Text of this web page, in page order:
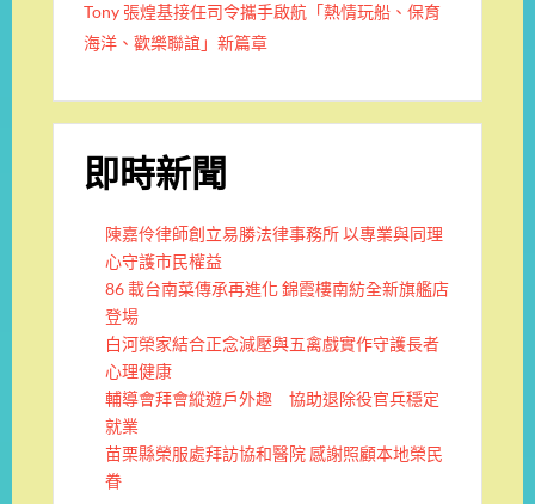
Tony 張煌基接任司令攜手啟航「熱情玩船、保育
海洋、歡樂聯誼」新篇章
即時新聞
陳嘉伶律師創立易勝法律事務所 以專業與同理
心守護市民權益
86 載台南菜傳承再進化 錦霞樓南紡全新旗艦店
登場
白河榮家結合正念減壓與五禽戲實作守護長者
心理健康
輔導會拜會縱遊戶外趣 協助退除役官兵穩定
就業
苗栗縣榮服處拜訪協和醫院 感謝照顧本地榮民
眷